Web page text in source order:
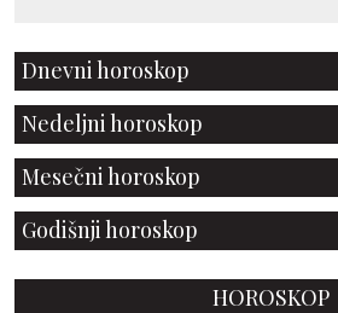
Dnevni horoskop
Nedeljni horoskop
Mesečni horoskop
Godišnji horoskop
HOROSKOP